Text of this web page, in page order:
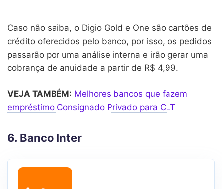
Caso não saiba, o Digio Gold e One são cartões de
crédito oferecidos pelo banco, por isso, os pedidos
passarão por uma análise interna e irão gerar uma
cobrança de anuidade a partir de R$ 4,99.
VEJA TAMBÉM: Melhores bancos que fazem
empréstimo Consignado Privado para CLT
6. Banco Inter